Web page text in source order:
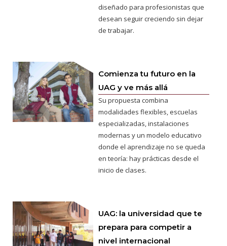
diseñado para profesionistas que
desean seguir creciendo sin dejar
de trabajar.
Comienza tu futuro en la
UAG y ve más allá
Su propuesta combina
modalidades flexibles, escuelas
especializadas, instalaciones
modernas y un modelo educativo
donde el aprendizaje no se queda
en teoría: hay prácticas desde el
inicio de clases.
UAG: la universidad que te
prepara para competir a
nivel internacional